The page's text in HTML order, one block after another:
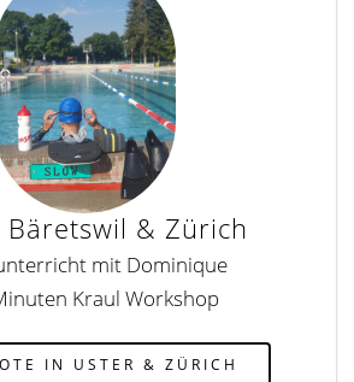
Bäretswil & Zürich
mit Dominique
Kraul Workshop
IN USTER & ZÜRICH